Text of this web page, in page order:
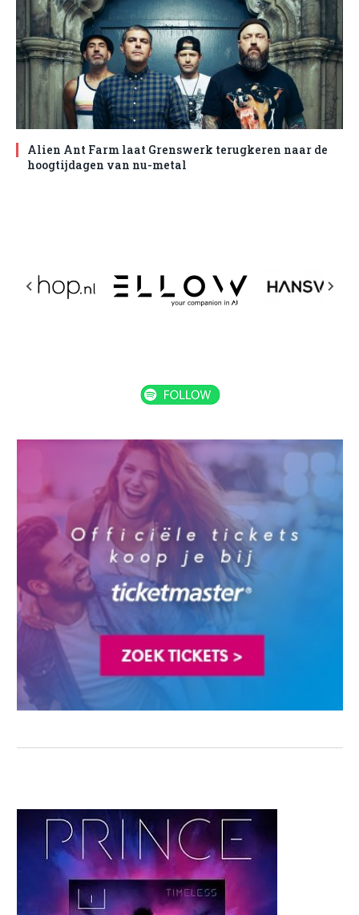
Alien Ant Farm laat Grenswerk terugkeren naar de
hoogtijdagen van nu-metal